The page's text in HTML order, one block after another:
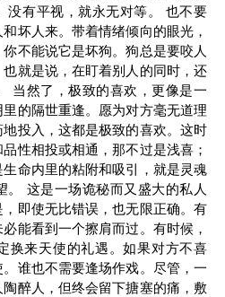
没有平视，就永无对等。 也不要
坏人来。带着情绪倾向的眼光，
不能说它是坏狗。狗总是要咬人
就是说，在盯着别人的同时，还
当然了，极致的喜欢，更像是一
的隔世重逢。愿为对方毫无道理
投入，这都是极致的喜欢。这时
性相投或相通，那不过是浅喜；
命内里的粘附和吸引，就是灵魂
。 这是一场诡秘而又盛大的私人
即使无比错误，也无限正确。有
能看到一个擦肩而过。有时候，
换来天使的礼遇。如果对方不喜
谁也不需要逢场作戏。尽管，一
醉人，但终会留下搪塞的痛，敷